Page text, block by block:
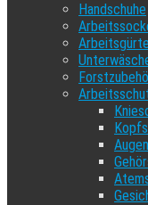
Handschuhe